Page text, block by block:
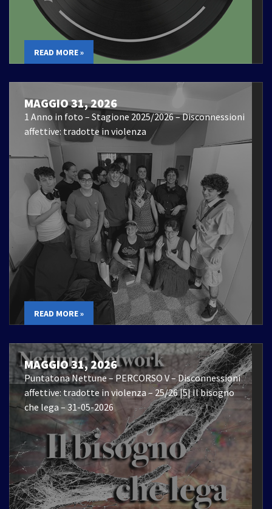
READ MORE »
MAGGIO 31, 2026
1 Anno in foto – Stagione 2025/2026 – Disconnessioni
affettive: tradotte in violenza
READ MORE »
MAGGIO 31, 2026
Puntatona Nettune – PERCORSO V – Disconnessioni
affettive: tradotte in violenza – 25/26 |5| Il bisogno
che lega – 31-05-2026